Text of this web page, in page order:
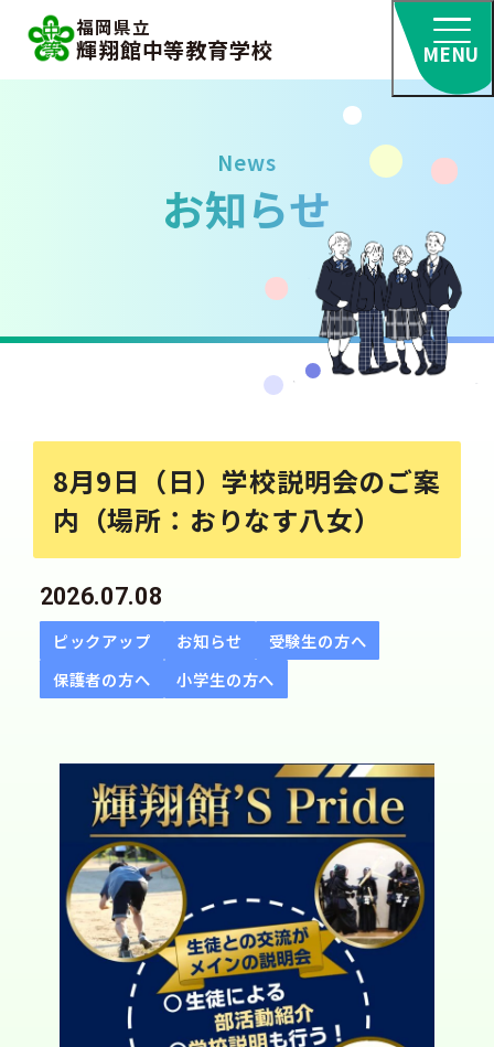
福岡県立
輝翔館中等教育学校 MENU
News
お知らせ
8月9日（日）学校説明会のご案
内（場所：おりなす八女）
2026.07.08
ピックアップ お知らせ
受験生の方へ
保護者の方へ
小学生の方へ